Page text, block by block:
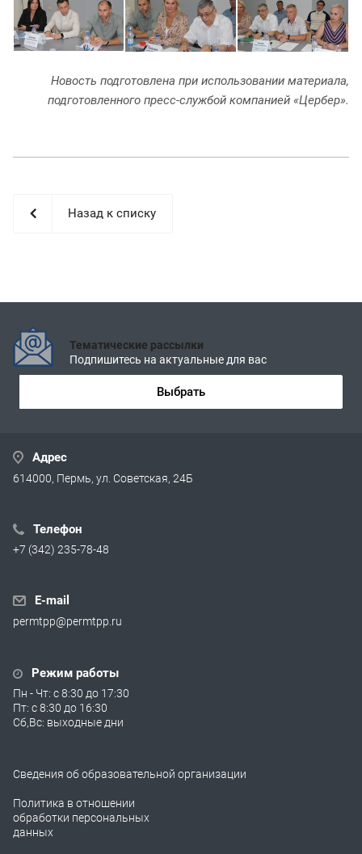
Новость подготовлена при использовании материала,
подготовленного пресс-службой компанией «Цербер».
Назад к списку
Тематические рассылки
Подпишитесь на актуальные для вас
Выбрать
Адрес
614000, Пермь, ул. Советская, 24Б
Телефон
+7 (342) 235-78-48
E-mail
permtpp@permtpp.ru
Режим работы
Пн - Чт: с 8:30 до 17:30
Пт: с 8:30 до 16:30
Сб,Вс: выходные дни
Сведения об образовательной организации
Политика в отношении
обработки персональных
данных